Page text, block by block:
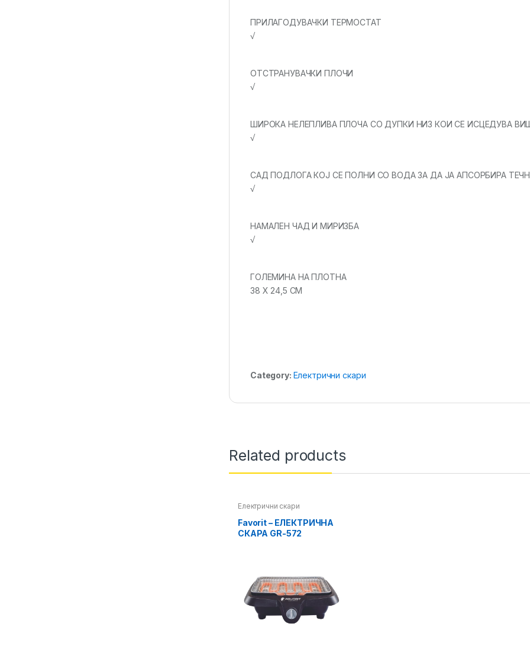
ПРИЛАГОДУВАЧКИ ТЕРМОСТАТ
√
ОТСТРАНУВАЧКИ ПЛОЧИ
√
ШИРОКА НЕЛЕПЛИВА ПЛОЧА СО ДУПКИ НИЗ КОИ СЕ ИСЦЕДУВА
√
САД ПОДЛОГА КОЈ СЕ ПОЛНИ СО ВОДА ЗА ДА ЈА АПСОРБИРА
√
НАМАЛЕН ЧАД И МИРИЗБА
√
ГОЛЕМИНА НА ПЛОТНА
38 X 24,5 CM
Category: Електрични скари
Related products
Електрични скари
Favorit – ЕЛЕКТРИЧНА
СКАРА GR-572